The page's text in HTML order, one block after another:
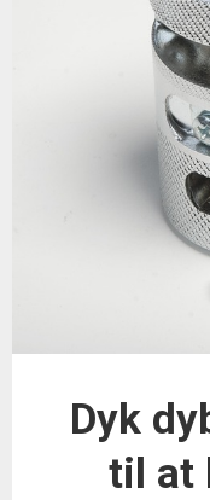
Dyk
til at